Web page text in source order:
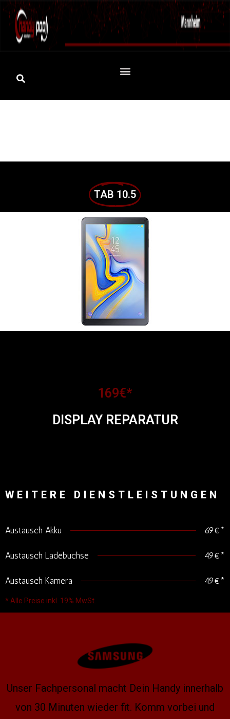
TAB 10.5
169€*
DISPLAY REPARATUR
WEITERE DIENSTLEISTUNGEN
Austausch Akku 69€*
Austausch Ladebuchse 49€*
Austausch Kamera 49€*
* Alle Preise inkl. 19% MwSt.
Unser Fachpersonal macht Dein Handy innerhalb
von 30 Minuten wieder fit. Komm vorbei und